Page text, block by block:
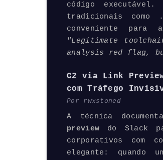
código
tradicionais
conveniente para
"Legitimate
analysis red flag,
C2 via Link
com Tráfego
Por rwxstoned
A técnica
preview do Slack
corporativos com
elegante: quando